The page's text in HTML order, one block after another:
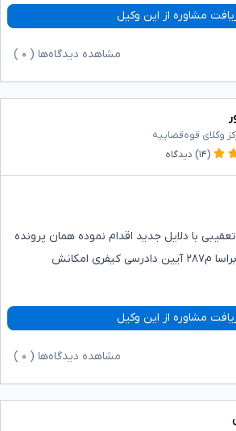
مشاوره از این وکیل
مشاهده دیدگاه‌ها ( ۰
وکلای قوه‌قضاییه
(۱۴) دیدگاه
با دلایل جدید اقدام نموده همان پرونده
قبلی را دوباره باز نموده براسا م۲۸۷ آیین دادرسی کیفری امکانش
مشاوره از این وکیل
مشاهده دیدگاه‌ها ( ۰